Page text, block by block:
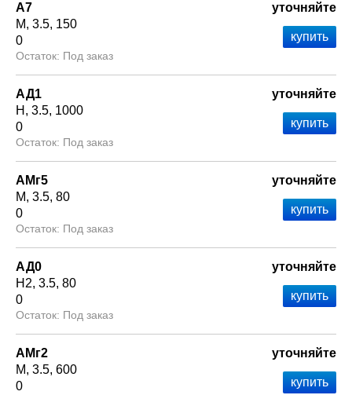
А7
М 3.5 150
0
Под заказ
уточняйте
АД1
Н
3.5 1000
0
Под заказ
уточняйте
АМг5
М 3.5 80
0
Под заказ
уточняйте
АД0
Н2 3.5 80
0
Под заказ
уточняйте
АМг2
М 3.5 600
0
уточняйте